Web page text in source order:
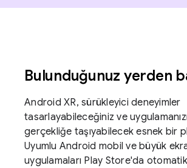
Bulunduğunuz yerden
Android XR, sürükleyici deneyimler
tasarlayabileceğiniz ve
gerçekliğe taşıyabilecek esnek bir
Uyumlu Android mobil ve büyük
uygulamaları Play Store'da